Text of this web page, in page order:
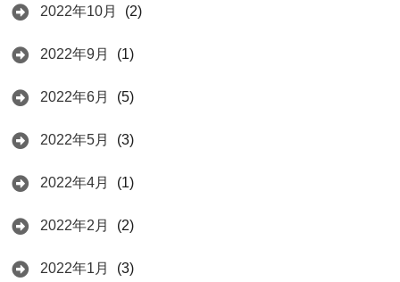
2022年10月 (2)
2022年9月 (1)
2022年6月 (5)
2022年5月 (3)
2022年4月 (1)
2022年2月 (2)
2022年1月 (3)